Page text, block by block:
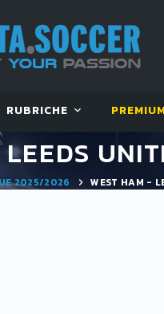
RUBRICHE
2025/2026 WEST HAM -